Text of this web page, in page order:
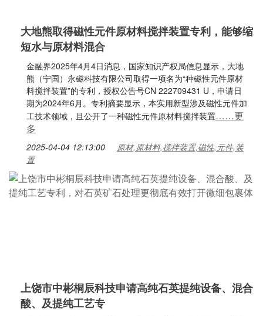
大地熊取得磁性元件原材料搅拌装置专利，能够缩
短水与原材料混合
金融界2025年4月4日消息，国家知识产权局信息显示，大地
熊（宁国）永磁科技有限公司取得一项名为“种磁性元件原材
料搅拌装置”的专利，授权公告号CN 222709431 U，申请日
期为2024年6月。专利摘要显示，本实用新型涉及磁性元件加
工技术领域，且公开了一种磁性元件原材料搅拌装置……更
多
2025-04-04 12:13:00
原材,原材料,搅拌装置,磁性,元件,装
置
上饶市中彬桐辰科技申请高纯石英提纯设备、混合
酸、及提纯工艺专